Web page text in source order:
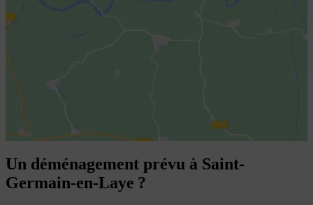
Un déménagement prévu à Saint-
Germain-en-Laye ?